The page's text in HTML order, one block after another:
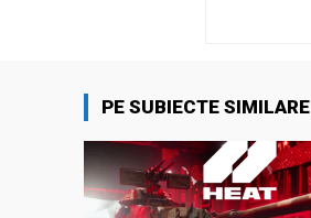
PE SUBIECTE SIMILARE